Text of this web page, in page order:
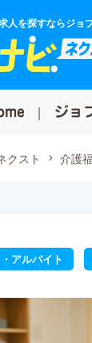
人を探すならジョ
ジョ
クスト 介護
アルバイト